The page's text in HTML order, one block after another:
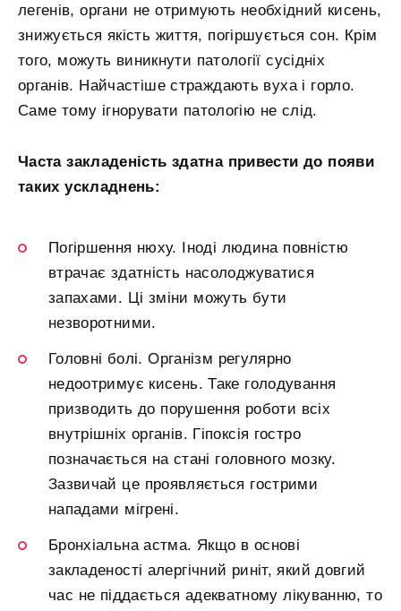
легенів, органи не отримують необхідний кисень,
знижується якість життя, погіршується сон. Крім
того, можуть виникнути патології сусідніх
органів. Найчастіше страждають вуха і горло.
Саме тому ігнорувати патологію не слід.
Часта закладеність здатна привести до появи
таких ускладнень:
Погіршення нюху. Іноді людина повністю
втрачає здатність насолоджуватися
запахами. Ці зміни можуть бути
незворотними.
Головні болі. Організм регулярно
недоотримує кисень. Таке голодування
призводить до порушення роботи всіх
внутрішніх органів. Гіпоксія гостро
позначається на стані головного мозку.
Зазвичай це проявляється гострими
нападами мігрені.
Бронхіальна астма. Якщо в основі
закладеності алергічний риніт, який довгий
час не піддається адекватному лікуванню, то